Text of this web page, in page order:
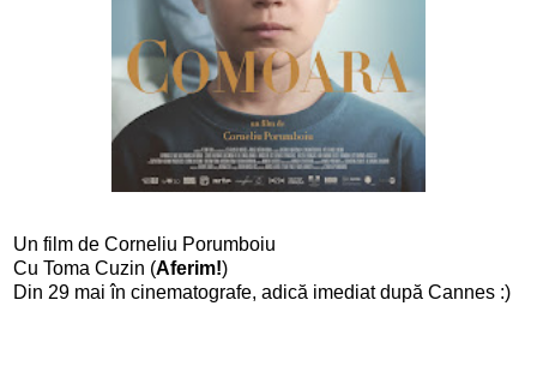
Un film de Corneliu Porumboiu
Cu Toma Cuzin (Aferim!)
Din 29 mai în cinematografe, adică imediat după Cannes :)